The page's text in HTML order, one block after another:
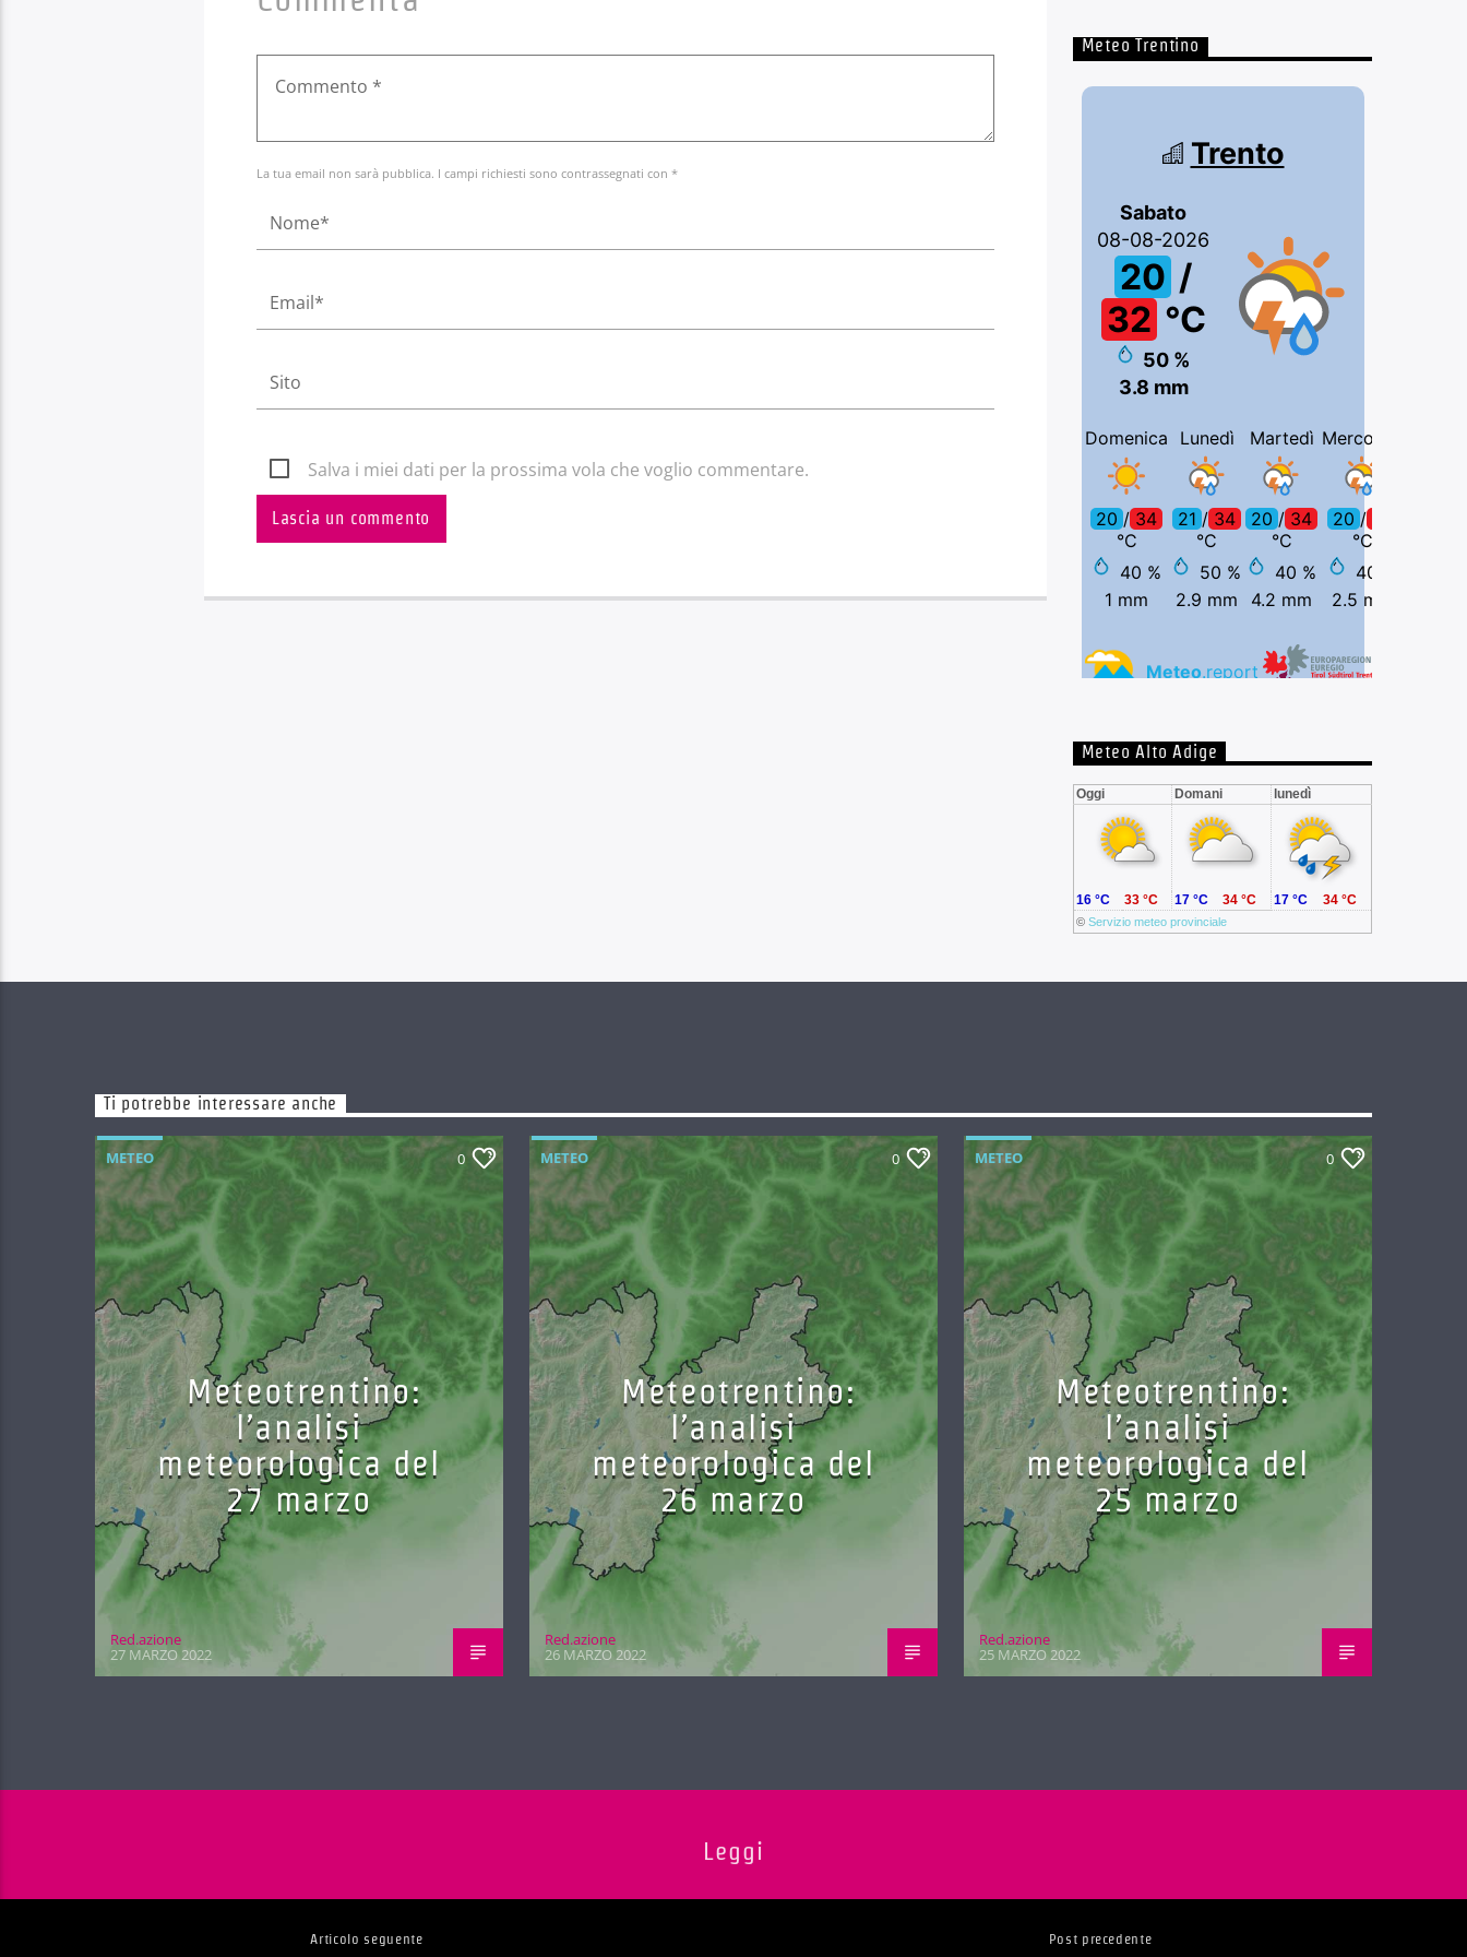
La tua email non sarà pubblica. I campi richiesti sono contrassegnati con *
Salva i miei dati per la prossima vola che voglio commentare.
Meteo Trentino
Meteo Alto Adige
Oggi Domani lunedì
© Servizio meteo provinciale
16 °C 33 °C 17 °C 34 °C 17 °C 34 °C
Ti potrebbe interessare anche
METEO 0
Meteotrentino:
l’analisi
meteorologica del
27 marzo
Red.azione
27 MARZO 2022
METEO 0
Meteotrentino:
l’analisi
meteorologica del
26 marzo
Red.azione
26 MARZO 2022
METEO 0
Meteotrentino:
l’analisi
meteorologica del
25 marzo
Red.azione
25 MARZO 2022
Leggi
Articolo seguente Post precedente